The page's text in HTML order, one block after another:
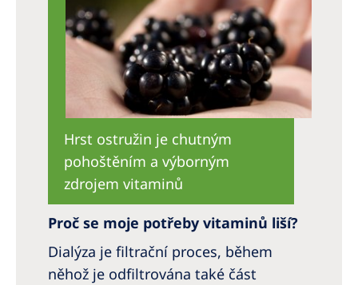
Philippines
North America
United States of America
NephroCare International
Global Website
Hrst ostružin je chutným
pohoštěním a výborným
zdrojem vitaminů
Proč se moje potřeby vitaminů liší?
Dialýza je filtrační proces, během
něhož je odfiltrována také část